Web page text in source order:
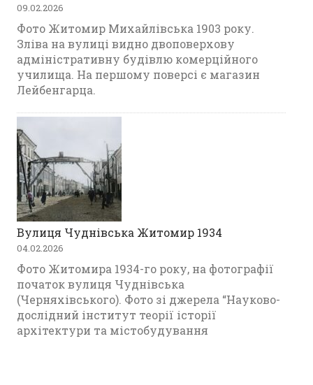
09.02.2026
Фото Житомир Михайлівська 1903 року.
Зліва на вулиці видно двоповерхову
адміністративну будівлю комерційного
училища. На першому поверсі є магазин
Лейбенгарца.
Вулиця Чуднівська Житомир 1934
04.02.2026
Фото Житомира 1934-го року, на фотографії
початок вулиця Чуднівська
(Черняхівського). Фото зі джерела “Науково-
дослідний інститут теорії історії
архітектури та містобудування